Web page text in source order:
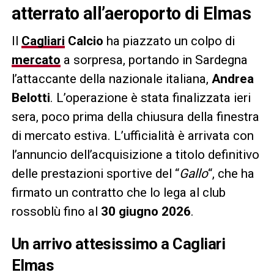
atterrato all’aeroporto di Elmas
Il Cagliari Calcio ha piazzato un colpo di
mercato a sorpresa, portando in Sardegna
l’attaccante della nazionale italiana, Andrea
Belotti. L’operazione è stata finalizzata ieri
sera, poco prima della chiusura della finestra
di mercato estiva. L’ufficialità è arrivata con
l’annuncio dell’acquisizione a titolo definitivo
delle prestazioni sportive del “Gallo“, che ha
firmato un contratto che lo lega al club
rossoblù fino al 30 giugno 2026.
Un arrivo attesissimo a Cagliari
Elmas